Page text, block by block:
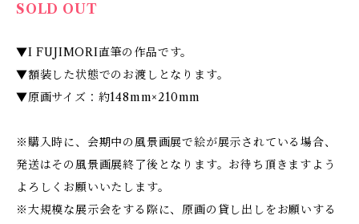
SOLD OUT
▼I FUJIMORI直筆の作品です。
▼額装した状態でのお渡しとなります。
▼原画サイズ：約148mm×210mm
※購入時に、会期中の風景画展で絵が展示されている場合、
発送はその風景画展終了後となります。お待ち頂きますよう
よろしくお願いいたします。
※大規模な展示会をする際に、原画の貸し出しをお願いする